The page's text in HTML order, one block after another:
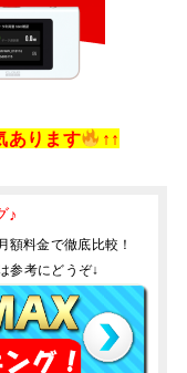
あります ↑↑
♪
額料金で徹底比較！
参考にどうぞ↓